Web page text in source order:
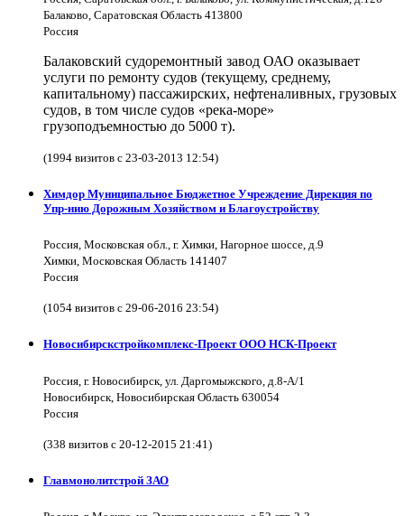
Балаково, Саратовская Область 413800
Россия
Балаковский судоремонтный завод ОАО оказывает
услуги по ремонту судов (текущему, среднему,
капитальному) пассажирских, нефтеналивных, грузовых
судов, в том числе судов «река-море»
грузоподъемностью до 5000 т).
(1994 визитов с 23-03-2013 12:54)
Химдор Муниципальное Бюджетное Учреждение Дирекция по
Упр-нию Дорожным Хозяйством и Благоустройству
Россия, Московская обл., г. Химки, Нагорное шоссе, д.9
Химки, Московская Область 141407
Россия
(1054 визитов с 29-06-2016 23:54)
Новосибирскстройкомплекс-Проект ООО НСК-Проект
Россия, г. Новосибирск, ул. Даргомыжского, д.8-А/1
Новосибирск, Новосибирская Область 630054
Россия
(338 визитов с 20-12-2015 21:41)
Главмонолитстрой ЗАО